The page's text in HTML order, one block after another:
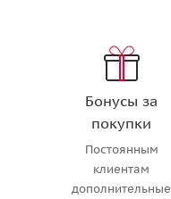
Бонусы за
покупки
Постоянным
клиентам
дополнительные